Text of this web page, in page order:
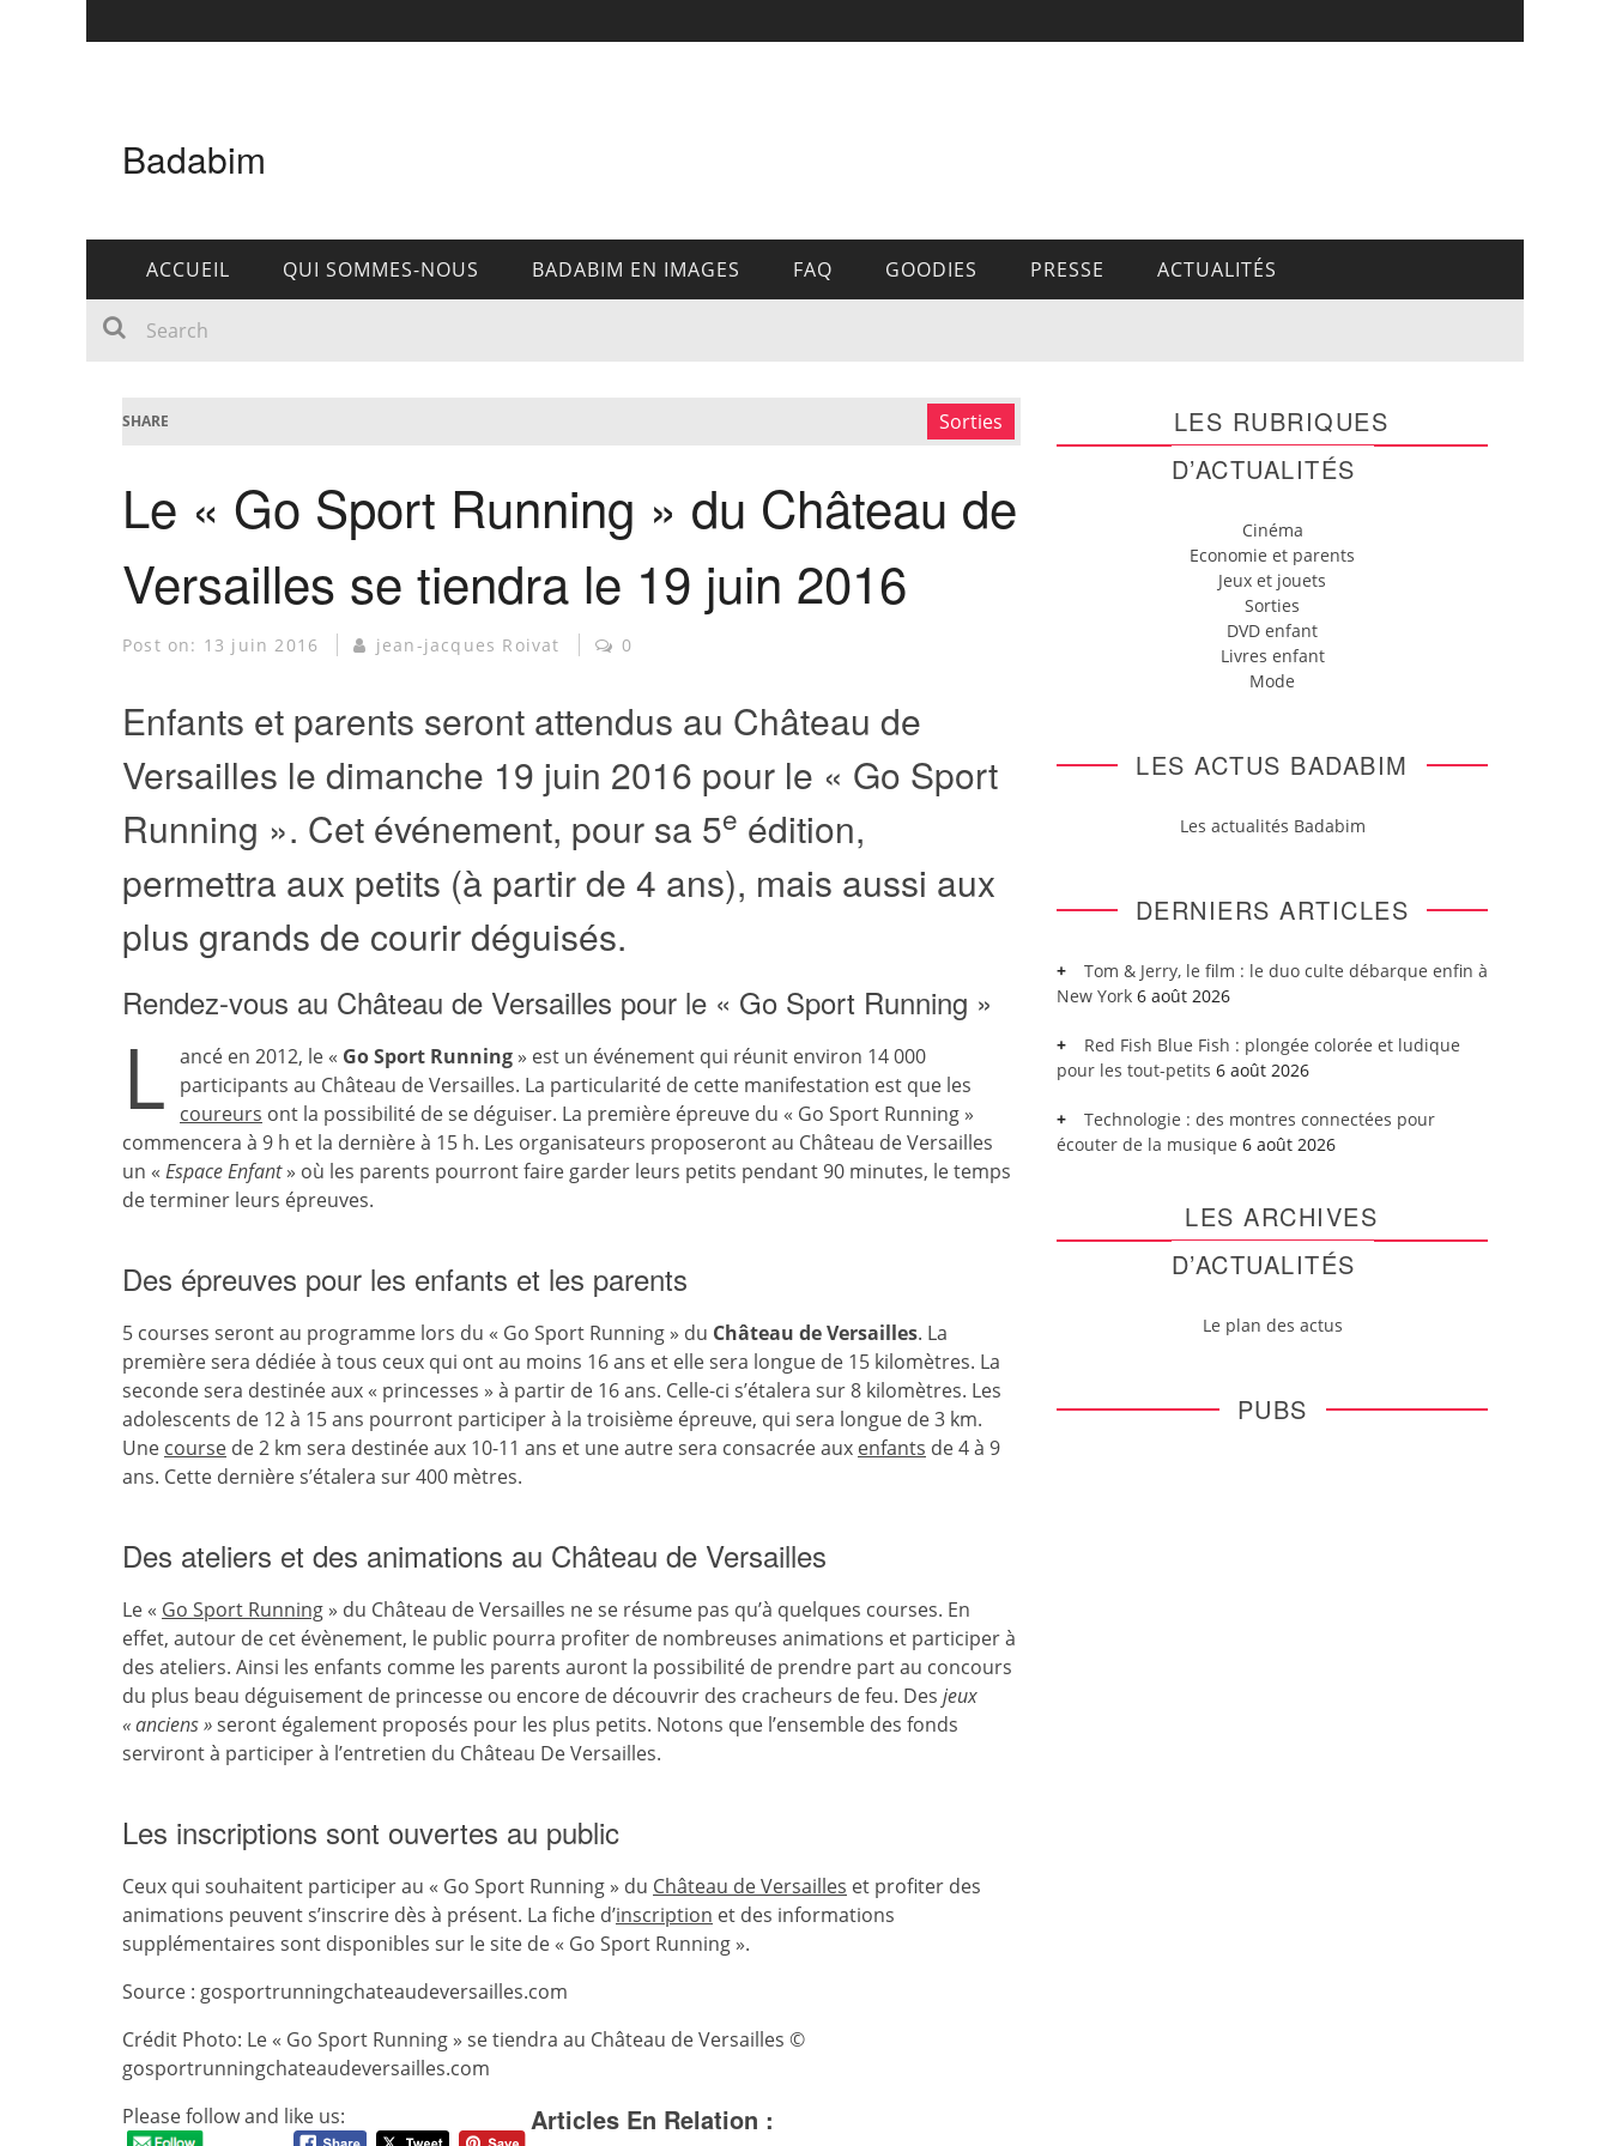
Badabim
ACCUEIL QUI SOMMES-NOUS BADABIM EN IMAGES FAQ GOODIES PRESSE ACTUALITÉS
SHARE Sorties
Le « Go Sport Running » du Château de
Versailles se tiendra le 19 juin 2016
Post on: 13 juin 2016 jean-jacques Roivat 0
Enfants et parents seront attendus au Château de
Versailles le dimanche 19 juin 2016 pour le « Go Sport
Running ». Cet événement, pour sa 5e édition,
permettra aux petits (à partir de 4 ans), mais aussi aux
plus grands de courir déguisés.
Rendez-vous au Château de Versailles pour le « Go Sport Running »
L ancé en 2012, le « Go Sport Running » est un événement qui réunit environ 14 000
participants au Château de Versailles. La particularité de cette manifestation est que les
coureurs ont la possibilité de se déguiser. La première épreuve du « Go Sport Running »
commencera à 9 h et la dernière à 15 h. Les organisateurs proposeront au Château de Versailles
un « Espace Enfant» où les parents pourront faire garder leurs petits pendant 90 minutes, le temps
de terminer leurs épreuves.
Des épreuves pour les enfants et les parents
5 courses seront au programme lors du « Go Sport Running » du Château de Versailles. La
première sera dédiée à tous ceux qui ont au moins 16 ans et elle sera longue de 15 kilomètres. La
seconde sera destinée aux « princesses » à partir de 16 ans. Celle-ci s’étalera sur 8 kilomètres. Les
adolescents de 12 à 15 ans pourront participer à la troisième épreuve, qui sera longue de 3 km.
Une course de 2 km sera destinée aux 10-11 ans et une autre sera consacrée aux enfants de 4 à 9
ans. Cette dernière s’étalera sur 400 mètres.
Des ateliers et des animations au Château de Versailles
Le « Go Sport Running » du Château de Versailles ne se résume pas qu’à quelques courses. En
effet, autour de cet évènement, le public pourra profiter de nombreuses animations et participer à
des ateliers. Ainsi les enfants comme les parents auront la possibilité de prendre part au concours
du plus beau déguisement de princesse ou encore de découvrir des cracheurs de feu. Des jeux
« anciens »seront également proposés pour les plus petits. Notons que l’ensemble des fonds
serviront à participer à l’entretien du Château De Versailles.
Les inscriptions sont ouvertes au public
Ceux qui souhaitent participer au « Go Sport Running » du Château de Versailles et profiter des
animations peuvent s’inscrire dès à présent. La fiche d’inscription et des informations
supplémentaires sont disponibles sur le site de « Go Sport Running ».
Source : gosportrunningchateaudeversailles.com
Crédit Photo: Le « Go Sport Running » se tiendra au Château de Versailles ©
gosportrunningchateaudeversailles.com
Please follow and like us:
Articles En Relation :
LES RUBRIQUES
D’ACTUALITÉS
Cinéma
Economie et parents
Jeux et jouets
Sorties
DVD enfant
Livres enfant
Mode
LES ACTUS BADABIM
Les actualités Badabim
DERNIERS ARTICLES
Tom & Jerry, le film : le duo culte débarque enfin à
New York 6 août 2026
Red Fish Blue Fish : plongée colorée et ludique
pour les tout-petits 6 août 2026
Technologie : des montres connectées pour
écouter de la musique 6 août 2026
LES ARCHIVES
D’ACTUALITÉS
Le plan des actus
PUBS